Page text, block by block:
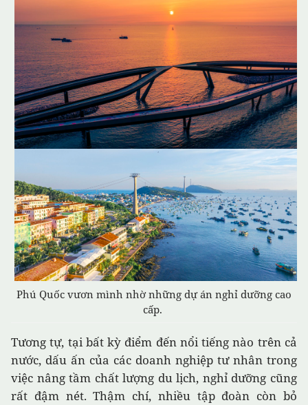
Phú Quốc vươn mình nhờ những dự án nghỉ dưỡng cao
cấp.
Tương tự, tại bất kỳ điểm đến nổi tiếng nào trên cả
nước, dấu ấn của các doanh nghiệp tư nhân trong
việc nâng tầm chất lượng du lịch, nghỉ dưỡng cũng
rất đậm nét. Thậm chí, nhiều tập đoàn còn bỏ